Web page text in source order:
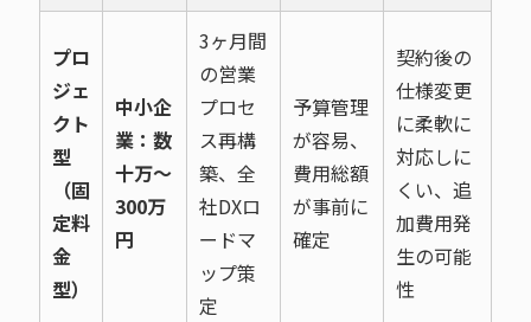
プロ
ジェ
クト
型
（固
定料
金
型）
中小企
業：数
十万〜
300万
円
3ヶ月間
の営業
プロセ
ス再構
築、全
社DXロ
ードマ
ップ策
定
予算管理
が容易、
費用総額
が事前に
確定
契約後の
仕様変更
に柔軟に
対応しに
くい、追
加費用発
生の可能
性